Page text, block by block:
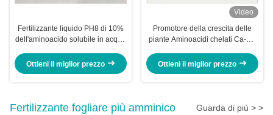
Fertilizzante liquido PH8 di 10%
dell'aminoacido solubile in acqua
Ottieni il miglior prezzo
Video
Promotore della crescita delle
piante Aminoacidi chelati Ca-Mg
For Fruit Trees
Ottieni il miglior prezzo
Fertilizzante fogliare più amminico Guarda di più > >